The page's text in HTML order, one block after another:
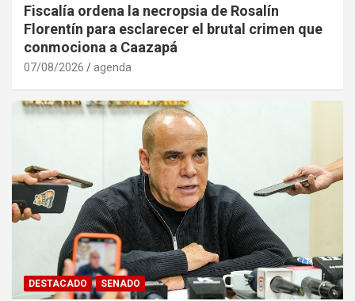
Fiscalía ordena la necropsia de Rosalín
Florentín para esclarecer el brutal crimen que
conmociona a Caazapá
07/08/2026 agenda
DESTACADO SENADO